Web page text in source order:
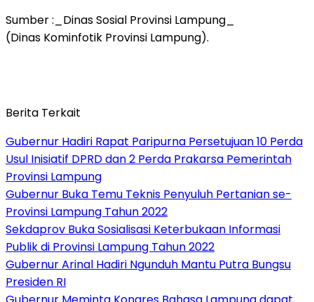
Sumber :_Dinas Sosial Provinsi Lampung_
(Dinas Kominfotik Provinsi Lampung).
Berita Terkait
Gubernur Hadiri Rapat Paripurna Persetujuan 10 Perda
Usul Inisiatif DPRD dan 2 Perda Prakarsa Pemerintah
Provinsi Lampung
Gubernur Buka Temu Teknis Penyuluh Pertanian se-
Provinsi Lampung Tahun 2022
Sekdaprov Buka Sosialisasi Keterbukaan Informasi
Publik di Provinsi Lampung Tahun 2022
Gubernur Arinal Hadiri Ngunduh Mantu Putra Bungsu
Presiden RI